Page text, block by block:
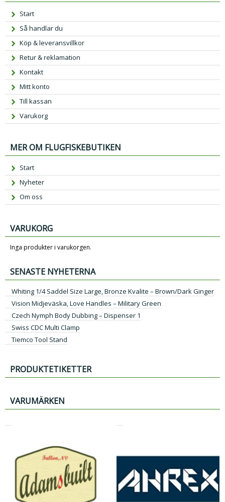
Start
Så handlar du
Köp & leveransvillkor
Retur & reklamation
Kontakt
Mitt konto
Till kassan
Varukorg
MER OM FLUGFISKEBUTIKEN
Start
Nyheter
Om oss
VARUKORG
Inga produkter i varukorgen.
SENASTE NYHETERNA
Whiting 1/4 Saddel Size Large, Bronze Kvalite – Brown/Dark Ginger
Vision Midjeväska, Love Handles – Military Green
Czech Nymph Body Dubbing – Dispenser 1
Swiss CDC Multi Clamp
Tiemco Tool Stand
PRODUKTETIKETTER
VARUMÄRKEN